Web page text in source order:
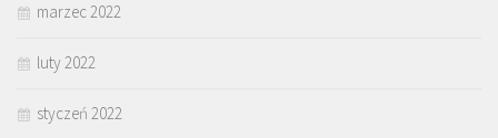
marzec 2022
luty 2022
styczeń 2022